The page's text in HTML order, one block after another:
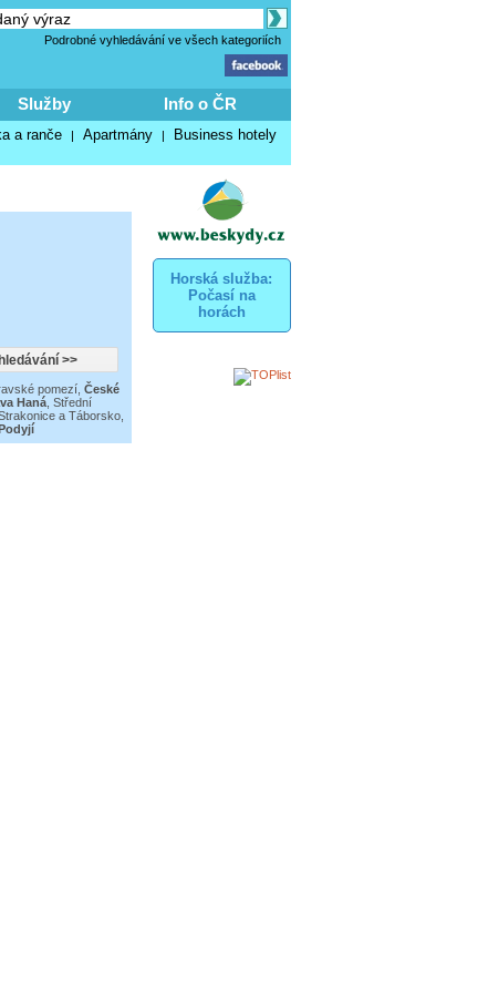
Podrobné vyhledávání ve všech kategoriích
Služby Info o ČR
a ranče | Apartmány | Business hotely
Horská služba:
Počasí na
horách
pomezí, České
Haná, Střední
a Táborsko,